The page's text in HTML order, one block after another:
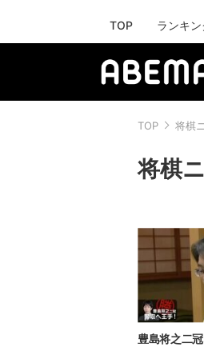
TOP ランキン
TOP 将棋
将棋
豊島将之二